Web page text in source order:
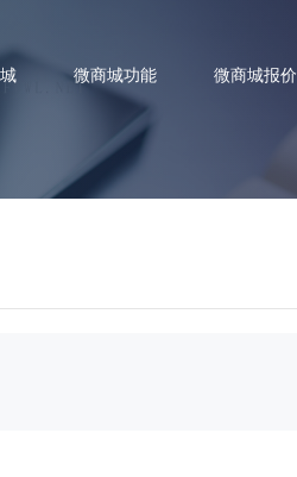
微商城功能 微商城报价
闲零食